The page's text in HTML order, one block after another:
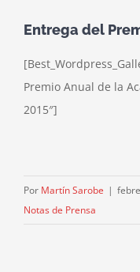
Entrega del
Premio Anual de la
2015″]
Por Martín Sarobe |
Notas de Prensa